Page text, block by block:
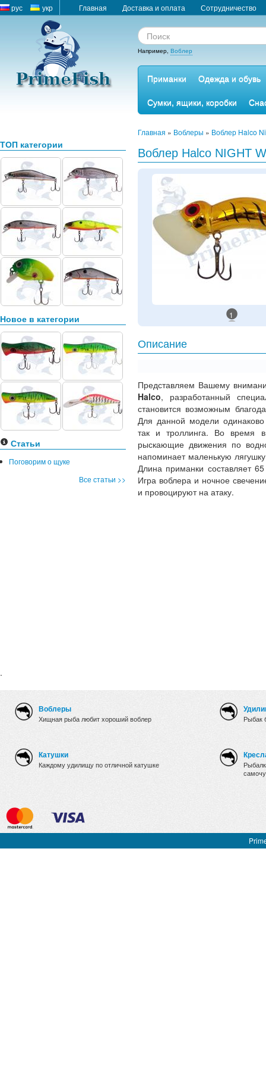
рус укр Главная Доставка и оплата Сотрудничество
Например, Воблер
Приманки
Одежда и обувь
Сумки, ящики, коробки
ТОП категории
Новое в категории
Статьи
Поговорим о щуке
Все статьи >>
.
Главная » Воблеры » Воблер Halco
Воблер Halco NIGHT
1
Описание
Представляем Вашему
Halco, разработанный
становится возможным
Для данной модели
так и троллинга. Во время
рыскающие движения по
напоминает маленькую
Длина приманки составляет
Игра воблера и ночное
и провоцируют на атаку.
Воблеры
Хищная рыба любит хороший воблер
Катушки
Каждому удилищу по отличной катушке
Рыбак